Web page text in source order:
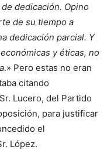
dedicación. Opino
de su tiempo a
dedicación parcial. Y
y éticas, no
.» Pero estas no eran
citando
Lucero, del Partido
para justificar
el
López.